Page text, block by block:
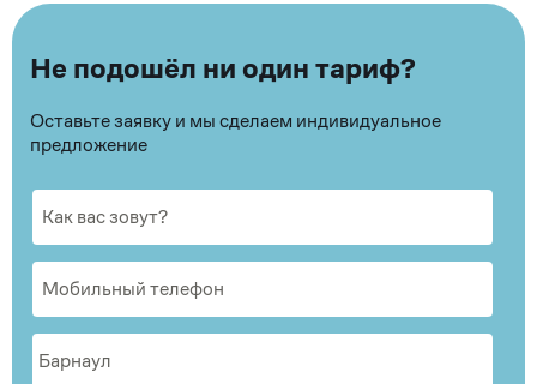
Не подошёл ни один тариф?
Оставьте заявку и мы сделаем индивидуальное
предложение